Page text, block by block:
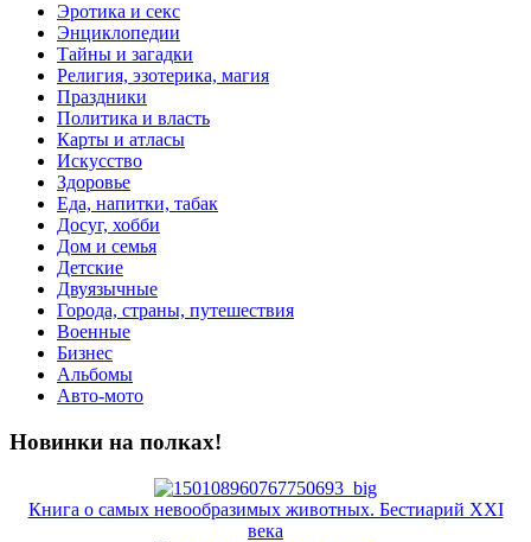
Эротика и секс
Энциклопедии
Тайны и загадки
Религия, эзотерика, магия
Праздники
Политика и власть
Карты и атласы
Искусство
Здоровье
Еда, напитки, табак
Досуг, хобби
Дом и семья
Детские
Двуязычные
Города, страны, путешествия
Военные
Бизнес
Альбомы
Авто-мото
Новинки на полках!
Книга о самых невообразимых животных. Бестиарий XXI
века